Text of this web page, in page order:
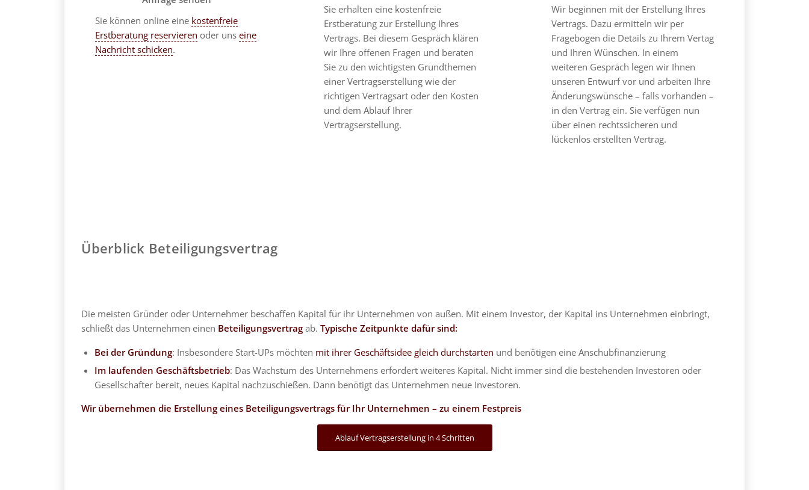
Sie können online eine kostenfreie
Erstberatung reservieren oder uns eine
Nachricht schicken.
Sie erhalten eine kostenfreie
Erstberatung zur Erstellung Ihres
Vertrags. Bei diesem Gespräch klären
wir Ihre offenen Fragen und beraten
Sie zu den wichtigsten Grundthemen
einer Vertragserstellung wie der
richtigen Vertragsart oder den Kosten
und dem Ablauf Ihrer
Vertragserstellung.
Wir beginnen mit der Erstellung Ihres
Vertrags. Dazu ermitteln wir per
Fragebogen die Details zu Ihrem Vertag
und Ihren Wünschen. In einem
weiteren Gespräch legen wir Ihnen
unseren Entwurf vor und arbeiten Ihre
Änderungswünsche – falls vorhanden –
in den Vertrag ein. Sie verfügen nun
über einen rechtssicheren und
lückenlos erstellten Vertrag.
Überblick Beteiligungsvertrag
Die meisten Gründer oder Unternehmer beschaffen Kapital für ihr Unternehmen von außen. Mit einem Investor, der Kapital ins Unternehmen einbringt,
schließt das Unternehmen einen Beteiligungsvertrag ab.Typische Zeitpunkte dafür sind:
Bei der Gründung: Insbesondere Start-UPs möchten mit ihrer Geschäftsidee gleich durchstarten und benötigen eine Anschubfinanzierung
Im laufenden Geschäftsbetrieb: Das Wachstum des Unternehmens erfordert weiteres Kapital. Nicht immer sind die bestehenden Investoren oder
Gesellschafter bereit, neues Kapital nachzuschießen. Dann benötigt das Unternehmen neue Investoren.
Wir übernehmen die Erstellung eines Beteiligungsvertrags für Ihr Unternehmen – zu einem Festpreis
Ablauf Vertragserstellung in 4 Schritten